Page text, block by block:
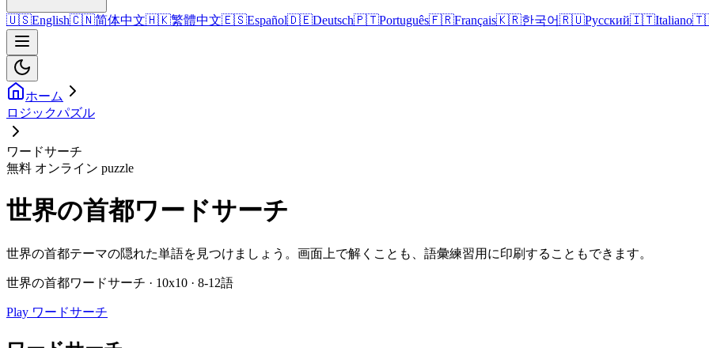
🇺🇸English🇨🇳简体中文🇭🇰繁體中文🇪🇸Español🇩🇪Deutsch🇵🇹Português🇫🇷Français🇰🇷한국어🇷🇺Русский🇮🇹Italiano
ホーム
ロジックパズル
ワードサーチ
無料 オンライン puzzle
世界の首都ワードサーチ
世界の首都テーマの隠れた単語を見つけましょう。画面上で解くことも、語彙練習用に印刷することもできます。
世界の首都ワードサーチ · 10x10 · 8-12語
Play ワードサーチ